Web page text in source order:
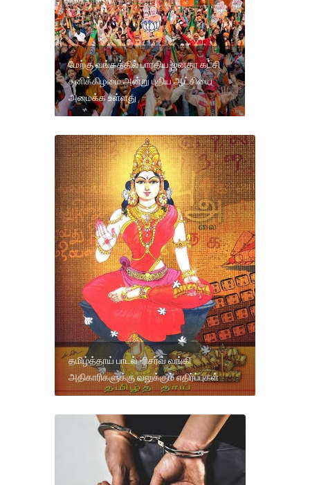
மேற்கு வங்கத்தில் பாரதிய ஜனதா கட்சி
சனிக்கிழமை அன்று புதிய ஆட்சியை
அமைக்க உள்ளது
தமிழ்த்தாய் பாடல் -ரிசர்வ் வங்கி
அதிகாரிகளுக்கு வலுக்கும் எதிர்ப்புகள்